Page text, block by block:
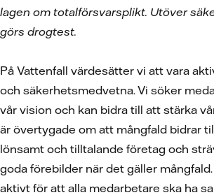
lagen om totalförsvarsplikt. Utöver
görs drogtest.
På Vattenfall värdesätter vi att vara
och säkerhetsmedvetna. Vi söker
vår vision och kan bidra till att stärka
är övertygade om att mångfald bidrar
lönsamt och tilltalande företag och
goda förebilder när det gäller
aktivt för att alla medarbetare ska ha